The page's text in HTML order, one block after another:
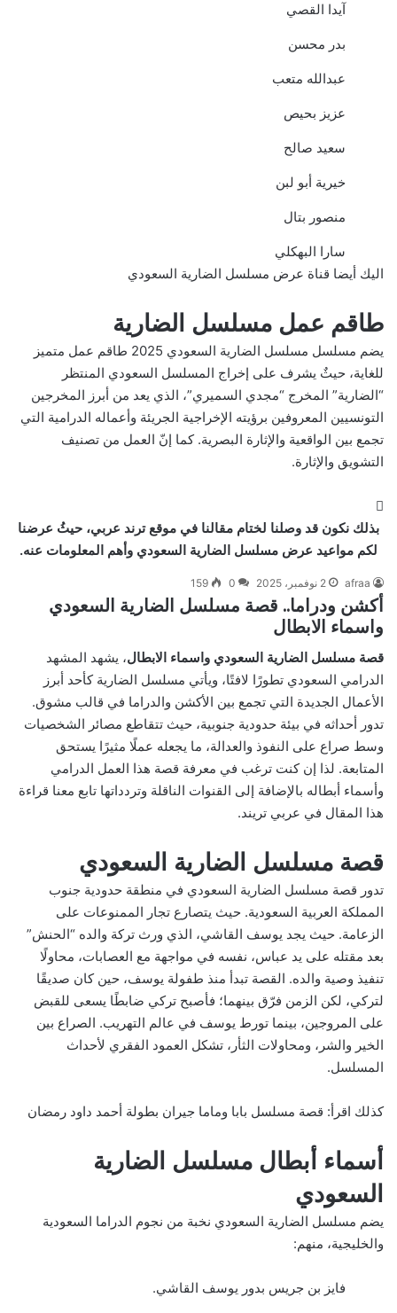
آيدا القصي
بدر محسن
عبدالله متعب
عزيز بحيص
سعيد صالح
خيرية أبو لبن
منصور بتال
سارا البهكلي
اليك أيضا قناة عرض مسلسل الضارية السعودي
طاقم عمل مسلسل الضارية
يضم مسلسل مسلسل الضارية السعودي 2025 طاقم عمل متميز
للغاية، حيثٌ يشرف على إخراج المسلسل السعودي المنتظر
“الضارية” المخرج “مجدي السميري”، الذي يعد من أبرز المخرجين
التونسيين المعروفين برؤيته الإخراجية الجريئة وأعماله الدرامية التي
تجمع بين الواقعية والإثارة البصرية. كما إنّ العمل من تصنيف
التشويق والإثارة.
بذلك نكون قد وصلنا لختام مقالنا في موقع ترند عربي، حيثُ عرضنا
لكم مواعيد عرض مسلسل الضارية السعودي وأهم المعلومات عنه.
afraa 2 نوفمبر، 2025 0
159
أكشن ودراما.. قصة مسلسل الضارية السعودي
واسماء الابطال
قصة مسلسل الضارية السعودي واسماء الابطال، يشهد المشهد
الدرامي السعودي تطورًا لافتًا، ويأتي مسلسل الضارية كأحد أبرز
الأعمال الجديدة التي تجمع بين الأكشن والدراما في قالب مشوق.
تدور أحداثه في بيئة حدودية جنوبية، حيث تتقاطع مصائر الشخصيات
وسط صراع على النفوذ والعدالة، ما يجعله عملًا مثيرًا يستحق
المتابعة. لذا إن كنت ترغب في معرفة قصة هذا العمل الدرامي
وأسماء أبطاله بالإضافة إلى القنوات الناقلة وتردداتها تابع معنا قراءة
هذا المقال في عربي تريند.
قصة مسلسل الضارية السعودي
تدور قصة مسلسل الضارية السعودي في منطقة حدودية جنوب
المملكة العربية السعودية. حيث يتصارع تجار الممنوعات على
الزعامة. حيث يجد يوسف القاشي، الذي ورث تركة والده “الحنش”
بعد مقتله على يد عباس، نفسه في مواجهة مع العصابات، محاولًا
تنفيذ وصية والده. القصة تبدأ منذ طفولة يوسف، حين كان صديقًا
لتركي، لكن الزمن فرّق بينهما؛ فأصبح تركي ضابطًا يسعى للقبض
على المروجين، بينما تورط يوسف في عالم التهريب. الصراع بين
الخير والشر، ومحاولات الثأر، تشكل العمود الفقري لأحداث
المسلسل.
كذلك اقرأ: قصة مسلسل بابا وماما جيران بطولة أحمد داود رمضان
أسماء أبطال مسلسل الضارية
السعودي
يضم مسلسل الضارية السعودي نخبة من نجوم الدراما السعودية
والخليجية، منهم:
فايز بن جريس بدور يوسف القاشي.